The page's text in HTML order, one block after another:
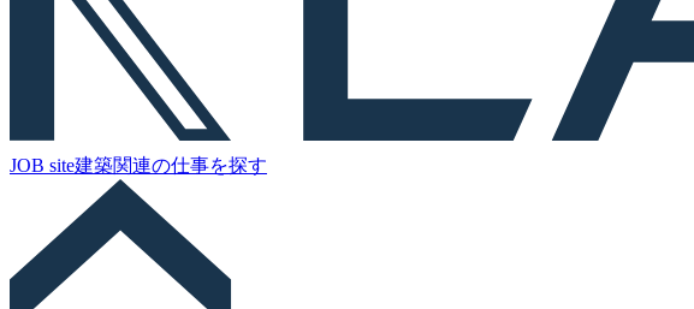
JOB site建築関連の仕事を探す